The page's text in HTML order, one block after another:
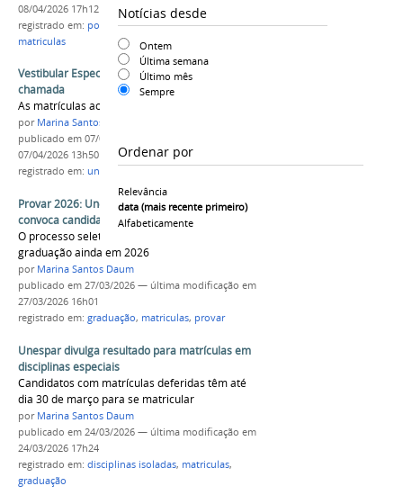
Notícias desde
Ontem
Última semana
Último mês
Sempre
Ordenar por
Relevância
data (mais recente primeiro)
Alfabeticamente
08/04/2026 17h12
registrado em: portador de diploma,vagas ociosas,
matriculas
Vestibular Especial: Confira o resultado da 4ª
chamada
As matrículas acontecem até o dia 9 de abril
por Marina Santos Daum
publicado em 07/04/2026
07/04/2026 13h50
registrado em: uniuv
Provar 2026: Unespar divulga resultado e
convoca candidatos para matrícula
O processo seletivo garante ingresso na
graduação ainda em 2026
por Marina Santos Daum
publicado em 27/03/2026 — última modificação em
27/03/2026 16h01
registrado em: graduação, matriculas, provar
Unespar divulga resultado para matrículas em
disciplinas especiais
Candidatos com matrículas deferidas têm até
dia 30 de março para se matricular
por Marina Santos Daum
publicado em 24/03/2026 — última modificação em
24/03/2026 17h24
registrado em: disciplinas isoladas, matriculas,
graduação